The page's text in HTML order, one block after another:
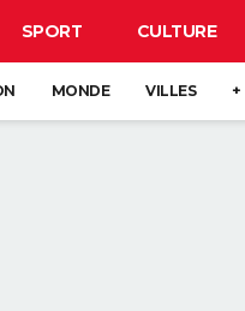
SPORT CULTURE
MONDE VILLES +